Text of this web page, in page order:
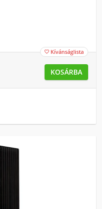
 Kívánságlista
KOSÁRBA